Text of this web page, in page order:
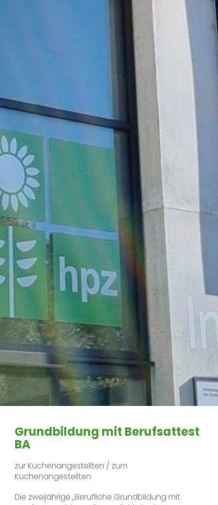
Grundbildung mit Berufsattest
BA
zur Küchenangestellten / zum
Küchenangestellten
Die zweijährige „Berufliche Grundbildung mit